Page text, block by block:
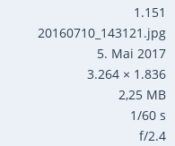
1.151
20160710_143121.jpg
5. Mai 2017
3.264 × 1.836
2,25 MB
1/60 s
f/2.4